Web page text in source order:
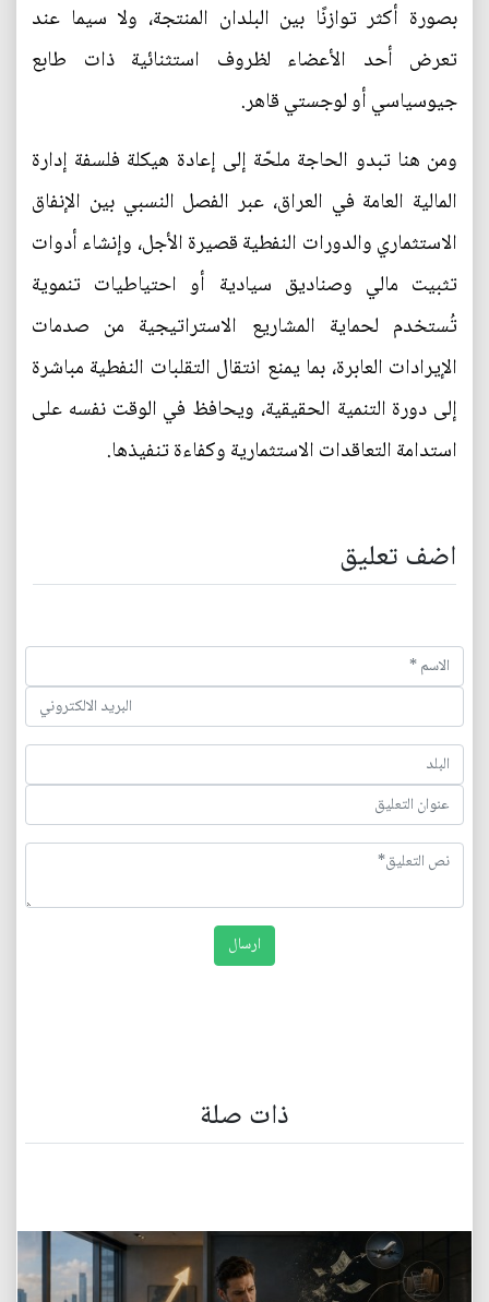
بصورة أكثر توازنًا بين البلدان المنتجة، ولا سيما عند
تعرض أحد الأعضاء لظروف استثنائية ذات طابع
جيوسياسي أو لوجستي قاهر.
ومن هنا تبدو الحاجة ملحّة إلى إعادة هيكلة فلسفة إدارة
المالية العامة في العراق، عبر الفصل النسبي بين الإنفاق
الاستثماري والدورات النفطية قصيرة الأجل، وإنشاء أدوات
تثبيت مالي وصناديق سيادية أو احتياطيات تنموية
تُستخدم لحماية المشاريع الاستراتيجية من صدمات
الإيرادات العابرة، بما يمنع انتقال التقلبات النفطية مباشرة
إلى دورة التنمية الحقيقية، ويحافظ في الوقت نفسه على
استدامة التعاقدات الاستثمارية وكفاءة تنفيذها.
اضف تعليق
ذات صلة